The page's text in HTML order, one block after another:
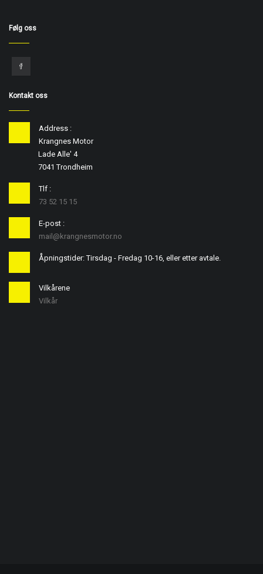
Følg oss
Kontakt oss
Address :
Krangnes Motor
Lade Alle' 4
7041 Trondheim
Tlf :
73 52 15 15
E-post :
mail@krangnesmotor.no
Åpningstider: Tirsdag - Fredag 10-16, eller etter avtale.
Vilkårene
Vilkår